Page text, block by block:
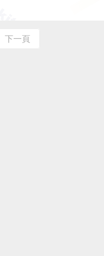
下一頁